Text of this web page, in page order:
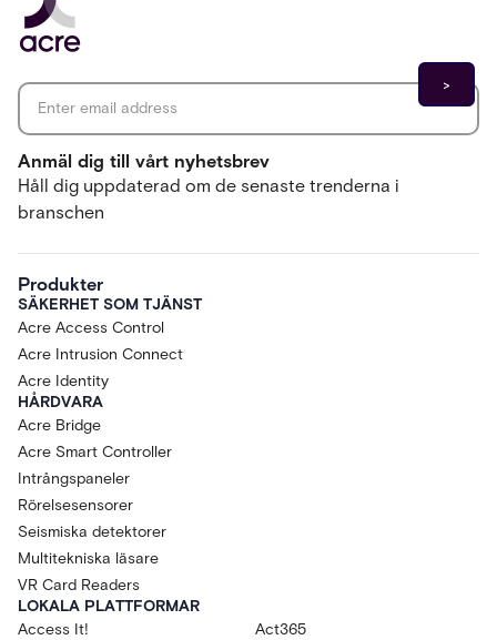
Anmäl dig till vårt nyhetsbrev
Håll dig uppdaterad om de senaste trenderna i
branschen
Produkter
SÄKERHET SOM TJÄNST
Acre Access Control
Acre Intrusion Connect
Acre Identity
HÅRDVARA
Acre Bridge
Acre Smart Controller
Intrångspaneler
Rörelsesensorer
Seismiska detektorer
Multitekniska läsare
VR Card Readers
LOKALA PLATTFORMAR
Access It!
Act365